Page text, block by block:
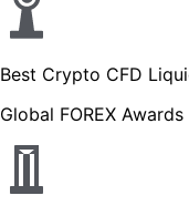
Best Crypto CFD
Global FOREX Awards